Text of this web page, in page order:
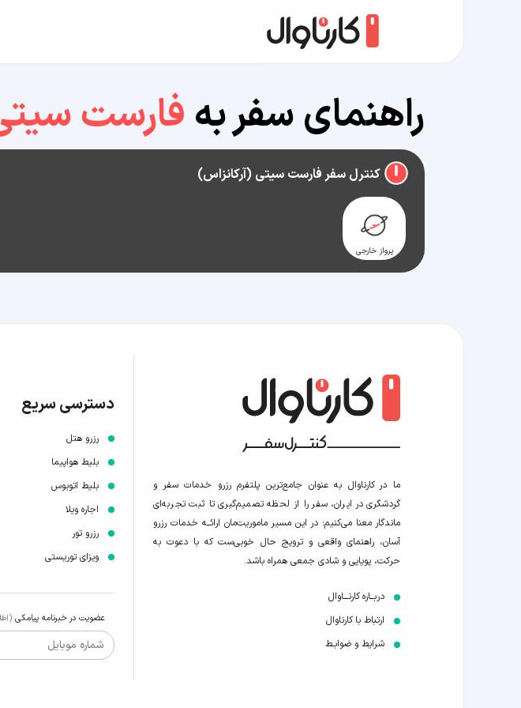
راهنمای سفر به فارست
کنترل سفر فارست سیتی (آرکانزاس)
پرواز خارجی
ما در کارناوال به عنوان جامع‌ترین پلتفرم رزرو خدمات سفر و
گردشگری در ایران، سفر را از لحظه‌ تصمیم‌گیری تا ثبت تجربه‌ای
ماندگار معنا می‌کنیم؛ در این مسیر‍ ماموریت‌مان اراﺋــﻪ خدمات رزرو
آسان، راهنمای واقعی و ترویج حال خوبی‌ست که با دعوت به
حرکت، پویایی و شادی جمعی همراه باشد.
دربــاره کارنـــاوال
ارتباط با کارناوال
شرایط و ضوابـط
دسترسی سریع
رزرو هتل
بلیط هواپیما
بلیط اتوبوس
اجاره ویلا
رزرو تور
ویزای توریستی
عضویت در خبرنامه پیامکی
شماره موبایل